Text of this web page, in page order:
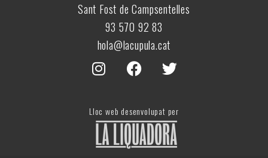
Sant Fost de Campsentelles
93 570 92 83
hola@lacupula.cat
Lloc web desenvolupat per